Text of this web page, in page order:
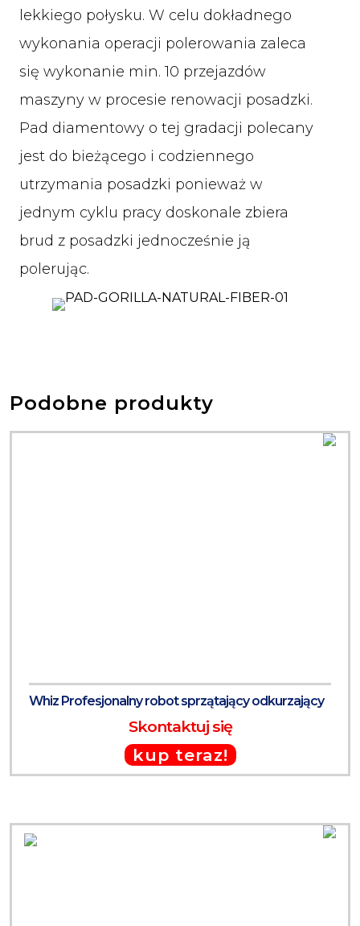
lekkiego połysku. W celu dokładnego
wykonania operacji polerowania zaleca
się wykonanie min. 10 przejazdów
maszyny w procesie renowacji posadzki.
Pad diamentowy o tej gradacji polecany
jest do bieżącego i codziennego
utrzymania posadzki ponieważ w
jednym cyklu pracy doskonale zbiera
brud z posadzki jednocześnie ją
polerując.
Podobne produkty
Whiz Profesjonalny robot sprzątający odkurzający
Skontaktuj się
kup teraz!